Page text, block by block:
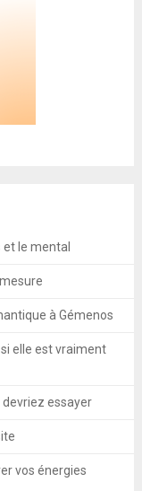
et le mental
à Gémenos
elle est vraiment
devriez essayer
vos énergies